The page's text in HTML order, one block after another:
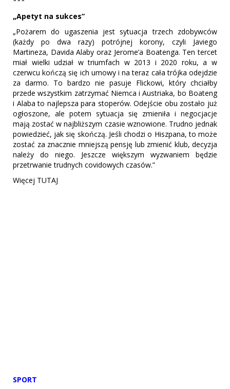
„Apetyt na sukces”
„Pożarem do ugaszenia jest sytuacja trzech zdobywców
(każdy po dwa razy) potrójnej korony, czyli Javiego
Martineza, Davida Alaby oraz Jerome’a Boatenga. Ten tercet
miał wielki udział w triumfach w 2013 i 2020 roku, a w
czerwcu kończą się ich umowy i na teraz cała trójka odejdzie
za darmo. To bardzo nie pasuje Flickowi, który chciałby
przede wszystkim zatrzymać Niemca i Austriaka, bo Boateng
i Alaba to najlepsza para stoperów. Odejście obu zostało już
ogłoszone, ale potem sytuacja się zmieniła i negocjacje
mają zostać w najbliższym czasie wznowione. Trudno jednak
powiedzieć, jak się skończą. Jeśli chodzi o Hiszpana, to może
zostać za znacznie mniejszą pensję lub zmienić klub, decyzja
należy do niego. Jeszcze większym wyzwaniem będzie
przetrwanie trudnych covidowych czasów.”
Więcej TUTAJ
SPORT